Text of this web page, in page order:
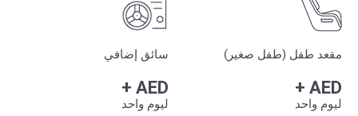
مقعد طفل (طفل صغير)
+AED
ليوم واحد
سائق إضافي
+AED
ليوم واحد